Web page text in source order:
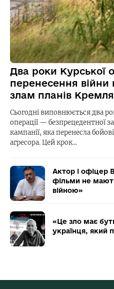
Два роки Курської
перенесення
злам планів Кремля
Сьогодні виповнюється два
операції — безпрецедентної
кампанії, яка перенесла
агресора. Цей крок…
Актор і офіцер
фільми не мають
війною»
«Це зло має
українця, який